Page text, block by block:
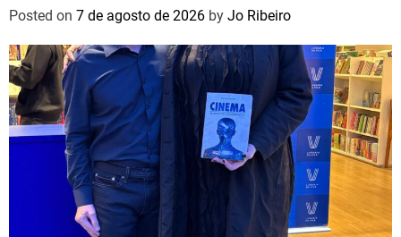
Posted on 7 de agosto de 2026 by Jo Ribeiro